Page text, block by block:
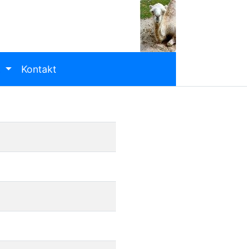
Kontakt